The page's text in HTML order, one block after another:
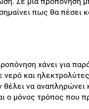
πως θα πέσει
χάνει για
νερό και
να αναπληρώνει
ο μόνος τρόπος που